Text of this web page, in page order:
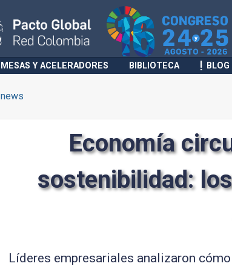
MESAS Y ACELERADORES BIBLIOTECA BLOG
news
Economía
sostenibilidad:
Líderes empresariales analizaron